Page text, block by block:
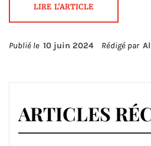
LIRE L'ARTICLE
Publié le 10 juin 2024 Rédigé par
ARTICLES